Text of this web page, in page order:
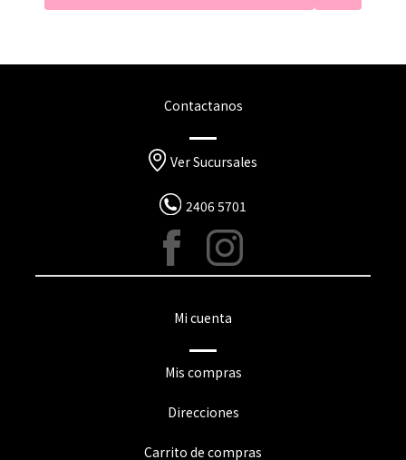
Contactanos
Ver Sucursales
2406 5701
Mi cuenta
Mis compras
Direcciones
Carrito de compras